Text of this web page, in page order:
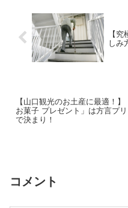
【
しみ
【山口観光のお土産に最適！
お菓子 プレゼント」は方言プ
で決まり！
コメント